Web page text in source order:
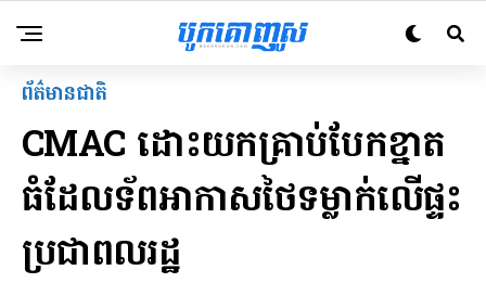
ព័ត៌មានជាតិ
CMAC ដោះយក​គ្រាប់បែក​ខ្នាត
ធំ​ដែលទ័ពអាកាសថៃទម្លាក់លើផ្ទះ​
ប្រជាពលរដ្ឋ